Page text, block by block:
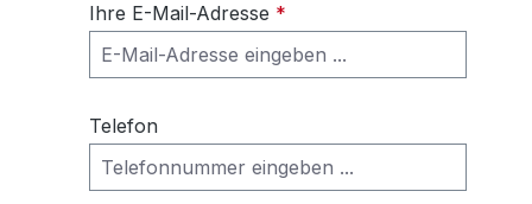
Ihre E-Mail-Adresse *
Telefon